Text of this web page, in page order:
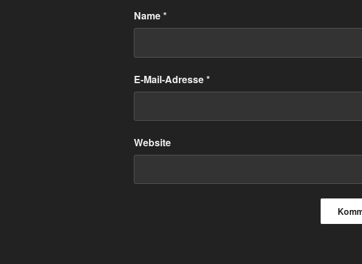
Name*
E-Mail-Adresse*
Website